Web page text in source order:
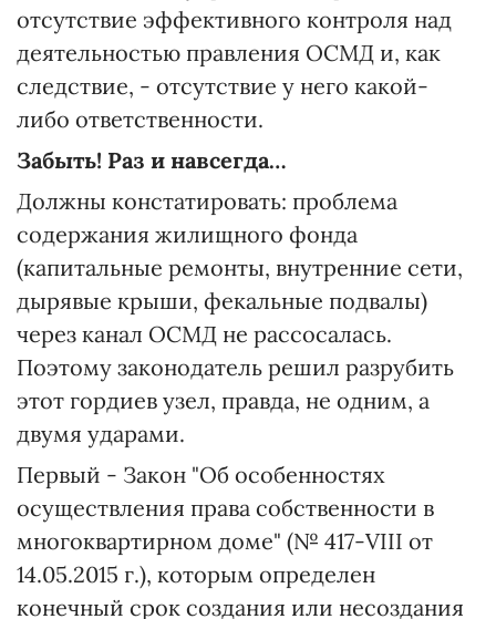
отсутствие эффективного контроля над
деятельностью правления ОСМД и, как
следствие, - отсутствие у него какой-
либо ответственности.
Забыть! Раз и навсегда…
Должны констатировать: проблема
содержания жилищного фонда
(капитальные ремонты, внутренние сети,
дырявые крыши, фекальные подвалы)
через канал ОСМД не рассосалась.
Поэтому законодатель решил разрубить
этот гордиев узел, правда, не одним, а
двумя ударами.
Первый - Закон "Об особенностях
осуществления права собственности в
многоквартирном доме" (№ 417-VIII от
14.05.2015 г.), которым определен
конечный срок создания или несоздания